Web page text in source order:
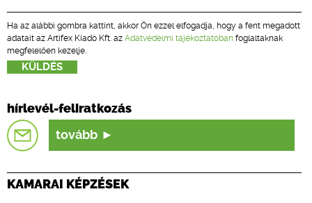
Ha az alábbi gombra kattint, akkor Ön ezzel elfogadja, hogy a fent megadott
adatait az Artifex Kiadó Kft. az Adatvédelmi tájékoztatóban foglaltaknak
megfelelően kezelje.
hírlevél-feliratkozás
tovább
KAMARAI KÉPZÉSEK